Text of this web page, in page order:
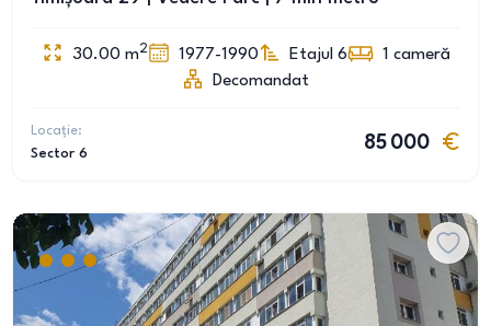
30.00 m2 1977-1990 Etajul 6 1 cameră
Decomandat
Locație:
Sector 6
85 000